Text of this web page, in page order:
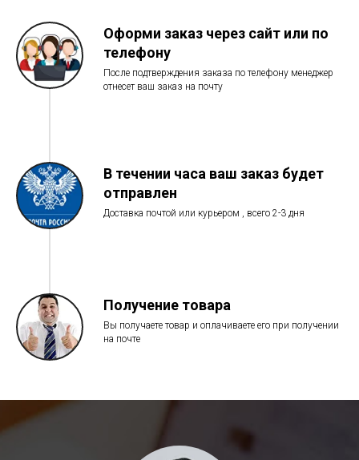
Оформи заказ через сайт или по
телефону
После подтверждения заказа по телефону менеджер
отнесет ваш заказ на почту
В течении часа ваш заказ будет
отправлен
Доставка почтой или курьером , всего 2-3 дня
Получение товара
Вы получаете товар и оплачиваете его при получении
на почте